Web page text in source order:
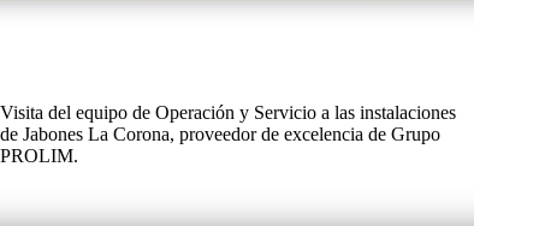
Visita del equipo de Operación y Servicio a las instalaciones
de Jabones La Corona, proveedor de excelencia de Grupo
PROLIM.